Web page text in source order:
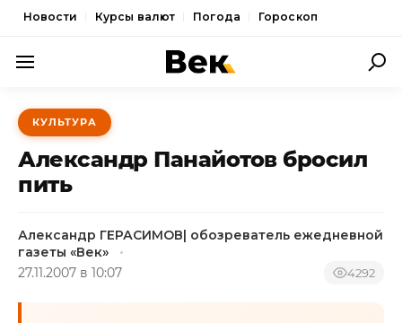
Новости Курсы валют Погода Гороскоп
ПОЛИТИКА
ЭКОНОМИКА
ОБЩЕСТВО
КУЛЬТУРА
НОВОСТИ
КУЛЬТУРА
Александр Панайотов бросил
пить
Александр ГЕРАСИМОВ| обозреватель ежедневной
газеты «Век»
27.11.2007 в 10:07
4292